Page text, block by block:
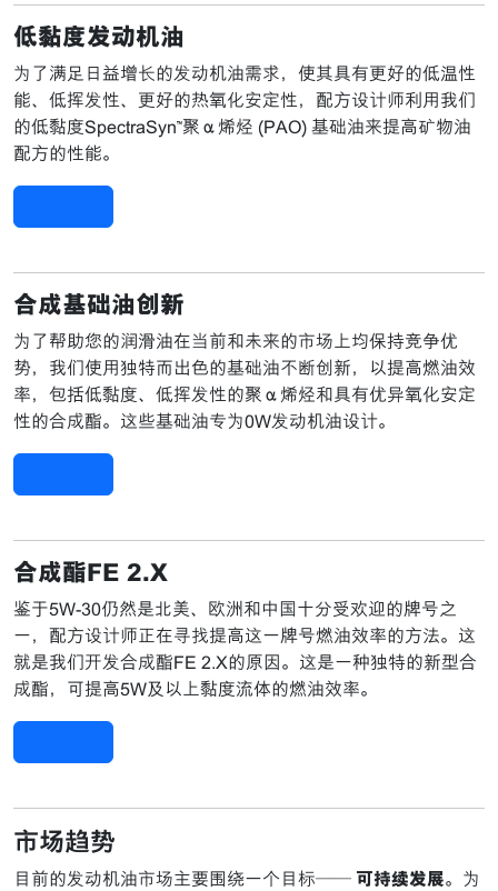
低黏度发动机油
为了满足日益增长的发动机油需求，使其具有更好的低温性
能、低挥发性、更好的热氧化安定性，配方设计师利用我们
的低黏度SpectraSyn™聚α烯烃 (PAO) 基础油来提高矿物油
配方的性能。
合成基础油创新
为了帮助您的润滑油在当前和未来的市场上均保持竞争优
势，我们使用独特而出色的基础油不断创新，以提高燃油效
率，包括低黏度、低挥发性的聚α烯烃和具有优异氧化安定
性的合成酯。这些基础油专为0W发动机油设计。
合成酯FE 2.X
鉴于5W-30仍然是北美、欧洲和中国十分受欢迎的牌号之
一，配方设计师正在寻找提高这一牌号燃油效率的方法。这
就是我们开发合成酯FE 2.X的原因。这是一种独特的新型合
成酯，可提高5W及以上黏度流体的燃油效率。
市场趋势
目前的发动机油市场主要围绕一个目标—— 可持续发展。为